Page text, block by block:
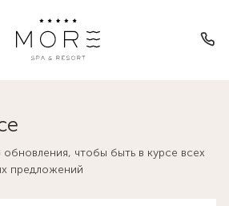
стало
чтобы быть в курсе всех
предложений